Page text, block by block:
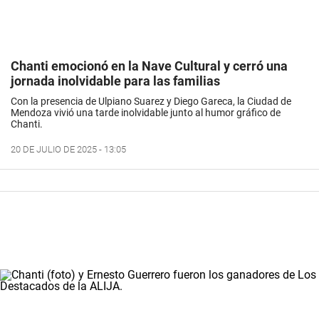
Chanti emocionó en la Nave Cultural y cerró una
jornada inolvidable para las familias
Con la presencia de Ulpiano Suarez y Diego Gareca, la Ciudad de
Mendoza vivió una tarde inolvidable junto al humor gráfico de
Chanti.
20 DE JULIO DE 2025 - 13:05